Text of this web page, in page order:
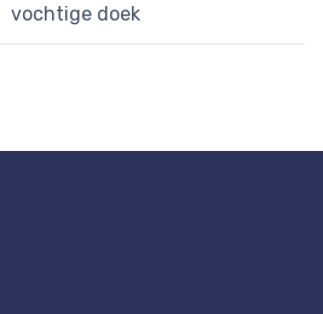
vochtige doek